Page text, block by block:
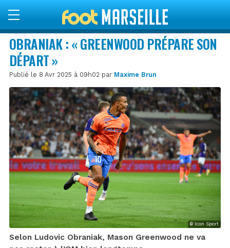
OBRANIAK : « GREENWOOD PRÉPARE SON
DÉPART »
Publié le 8 Avr 2025 à 09h02 par Maxime Brun
© Icon Sport
Selon Ludovic Obraniak, Mason Greenwood ne va